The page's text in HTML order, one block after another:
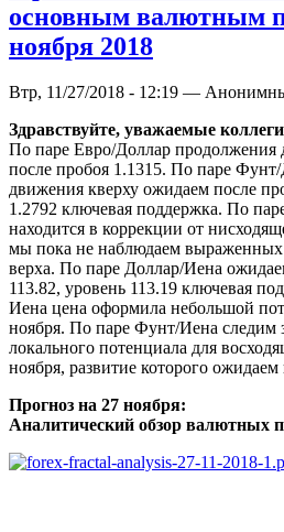
основным валютным
ноября 2018
Втр, 11/27/2018 - 12:19 —
Здравствуйте, уважаемые
По паре Евро/Доллар продолжения
после пробоя 1.1315. По паре
движения кверху ожидаем после
1.2792 ключевая поддержка. По
находится в коррекции от
мы пока не наблюдаем выраженных
верха. По паре Доллар/Иена
113.82, уровень 113.19 ключевая
Иена цена оформила небольшой
ноября. По паре Фунт/Иена следим
локального потенциала для
ноября, развитие которого
Прогноз на 27 ноября:
Аналитический обзор валютных